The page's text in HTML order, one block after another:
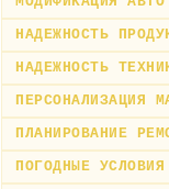
НАДЕЖНОСТЬ
НАДЕЖНОСТЬ
ПЕРСОНАЛИЗАЦИЯ
ПЛАНИРОВАНИЕ
ПОГОДНЫЕ УСЛОВИЯ